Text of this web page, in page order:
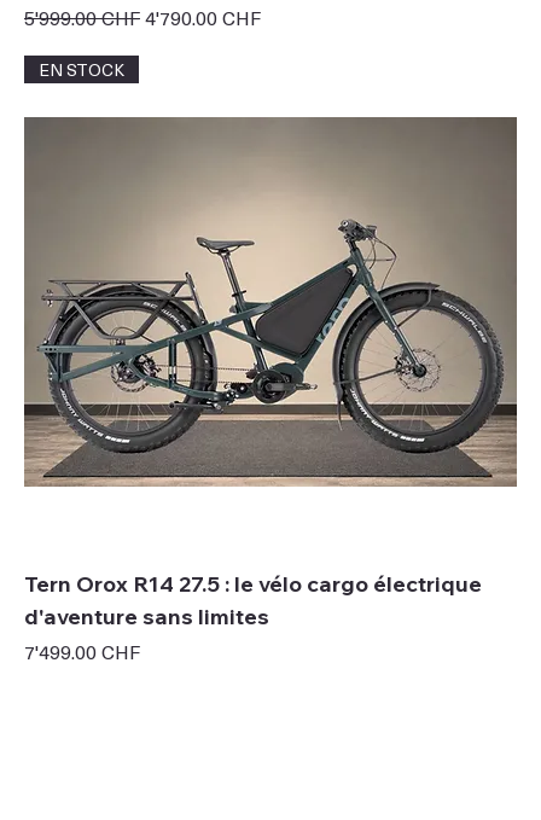
Prix original
5'999.00 CHFPrix promotionnel
4'790.00 CHF
EN STOCK
Tern Orox R14 27.5 : le vélo cargo électrique
d'aventure sans limites
Prix
7'499.00 CHF